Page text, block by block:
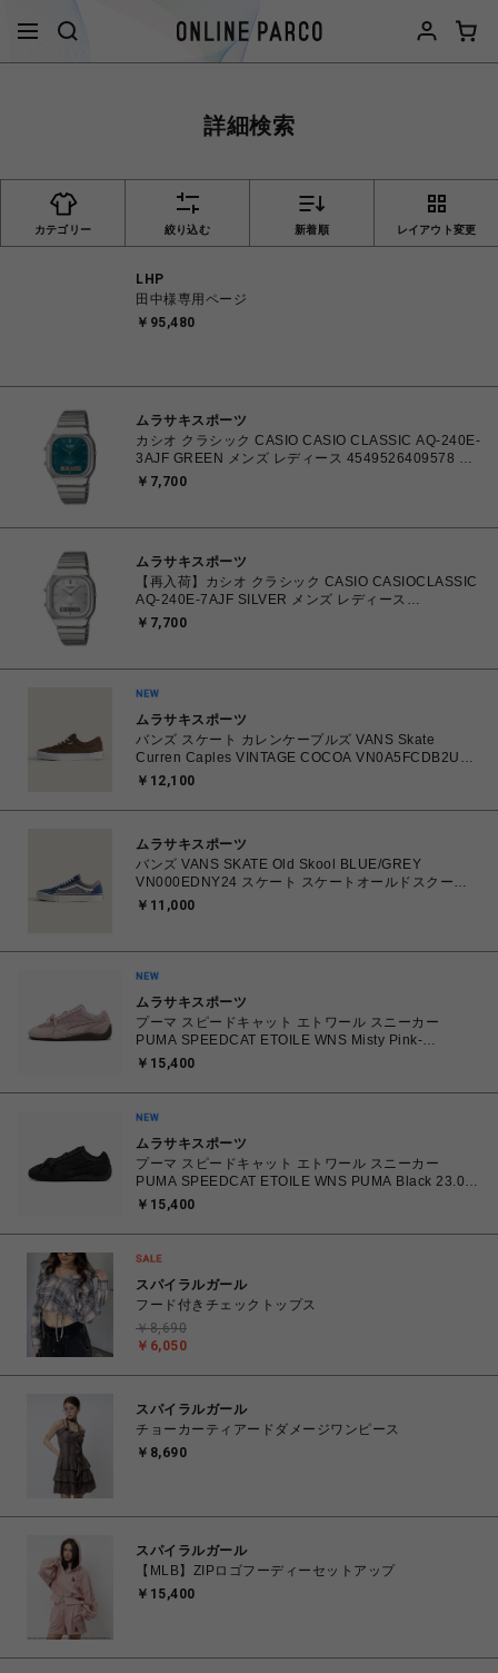
詳細検索
カテゴリー 絞り込む 新着順 レイアウト変更
LHP
田中様専用ページ
￥95,480
ムラサキスポーツ
カシオ クラシック CASIO CASIO CLASSIC AQ-240E-
3AJF GREEN メンズ レディース 4549526409578 腕
￥7,700
ムラサキスポーツ
【再入荷】カシオ クラシック CASIO CASIOCLASSIC
AQ-240E-7AJF SILVER メンズ レディース
4549526409615 腕時計 国内正規品 【 北海道/沖縄/離
￥7,700
ムラサキスポーツ
バンズ スケート カレンケープルズ VANS Skate
Curren Caples VINTAGE COCOA VN0A5FCDB2U
26.0㎝～28.0㎝ スニーカー メンズ シューズ
く】
￥12,100
ムラサキスポーツ
バンズ VANS SKATE Old Skool BLUE/GREY
VN000EDNY24 スケート スケートオールドスクール
26.0㎝～28.0㎝ スニーカー メンズ シューズ
￥11,000
ムラサキスポーツ
プーマ スピードキャット エトワール スニーカー
PUMA SPEEDCAT ETOILE WNS Misty Pink-
Chocolate Fondue 23.0cm～25.0㎝ 407673_03
く】
￥15,400
ムラサキスポーツ
プーマ スピードキャット エトワール スニーカー
PUMA SPEEDCAT ETOILE WNS PUMA Black 23.0㎝
～25.0㎝ 407673_02 4070032779683 【送料無料 北
￥15,400
スパイラルガール
フード付きチェックトップス
￥6,050
￥8,690
スパイラルガール
チョーカーティアードダメージワンピース
￥8,690
スパイラルガール
【MLB】ZIPロゴフーディーセットアップ
￥15,400